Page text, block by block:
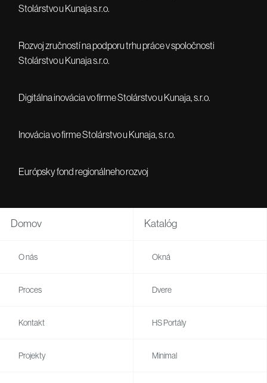
Stolárstvo u Kunaja s.r.o.
Rozvoj zručností na podporu trhu práce v spoločnosti
Stolárstvo u Kunaja s.r.o.
Digitálna inovácia vo firme Stolárstvo u Kunaja, s.r.o.
Inovácia vo firme Stolárstvo u Kunaja, s.r.o.
Európsky fond regionálneho rozvoj
Domov
O nás
Proces
Kontakt
Projekty
Katalóg
Okná
Dvere
HS Portály
Minimal